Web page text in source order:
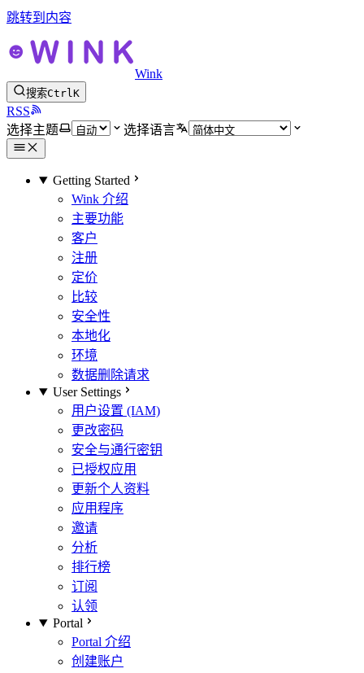
跳转到内容
Wink
搜索CtrlK
RSS
选择主题
选择语言
Getting Started
Wink 介绍
主要功能
客户
注册
定价
比较
安全性
本地化
环境
数据删除请求
User Settings
用户设置 (IAM)
更改密码
安全与通行密钥
已授权应用
更新个人资料
应用程序
邀请
分析
排行榜
订阅
认领
Portal
Portal 介绍
创建账户